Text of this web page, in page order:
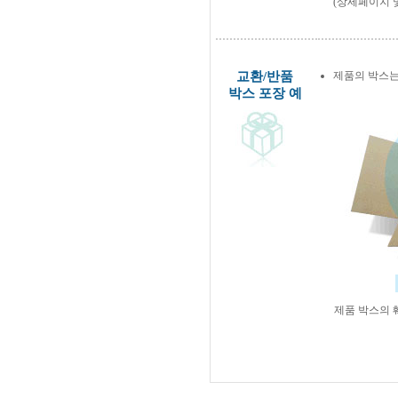
교환/반품
박스 포장 예
제품의 박스
제품 박스의